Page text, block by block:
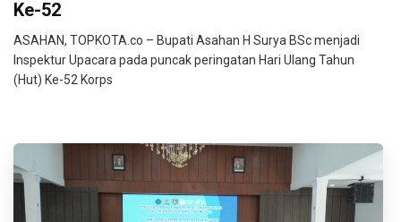
Ke-52
ASAHAN, TOPKOTA.co – Bupati Asahan H Surya BSc menjadi
Inspektur Upacara pada puncak peringatan Hari Ulang Tahun
(Hut) Ke-52 Korps